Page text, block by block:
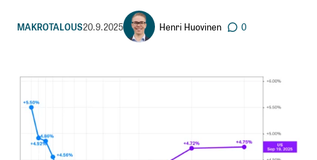
MAKROTALOUS20.9.2025 Henri Huovinen 0